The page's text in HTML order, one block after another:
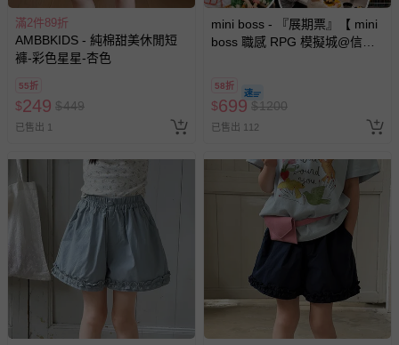
滿2件89折
AMBBKIDS - 純棉甜美休閒短
褲-彩色星星-杏色
55折
$249 $449
已售出 1
mini boss - 『展期票』【 mini
boss 職感 RPG 模擬城@信義
換，依現場梯次安排入場，逾
期作廢) (兒童票(2歲以上)贈一
名陪伴成人)
58折
$699 $1200
已售出 112